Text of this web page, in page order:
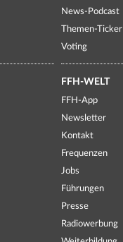
News-Podcast
Themen-Ticker
Voting
FFH-WELT
FFH-App
Newsletter
Kontakt
Frequenzen
Jobs
Führungen
Presse
Radiowerbung